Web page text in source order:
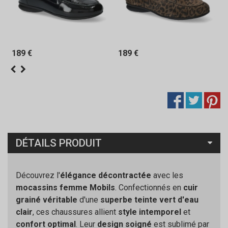
189 € 189 €
DÉTAILS PRODUIT
Découvrez l'élégance décontractée avec les
mocassins femme Mobils. Confectionnés en cuir
grainé véritable d'une superbe teinte vert d'eau
clair, ces chaussures allient style intemporel et
confort optimal . Leur design soigné est sublimé par